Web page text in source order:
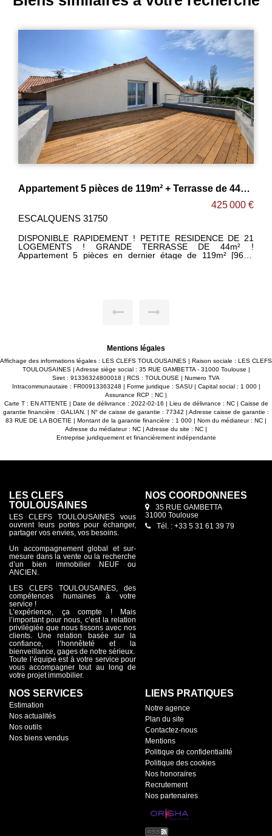
469 000 €
SAINT ORENS DE
RETOUR À LA VENTE EXCEPTIONEL !!! GRANDE
TERRASSE DE 60m² DANS LE CENTRE-VILLE !!!
donnant accès à cette grande terrasse de 60m². -3 belles
de parking en sous-sol avec accès sécurisé. -Belles
prestations : parquet contrecollé dans tout l'appartement,
terrasse en bois, volets roulants électriques dans toutes les
pièces, placards aménagés, ascenseur... Maxime
FONTENELLE LES CLEFS TOULOUSAINES
Mentions légales
Affichage des informations légales : LES CLEFS TOULOUSAINES | Raison sociale : LES CLEFS
TOULOUSAINES | Adresse siège social : 35 RUE GAMBETTA - 31000 Toulouse |
Siret : 91336324800018 | RCS : TOULOUSE | Numero TVA
Intracommunautaire : FR00913363248 | Forme juridique : SASU | Capital social : 1 000 |
Assurance RCP : NC |
Carte T : EN ATTENTE | Date de délivrance : 2022-02-16 | Lieu de délivrance : NC | Caisse de
garantie financière : GALIAN. | N° de caisse de garantie : 77342 | Adresse caisse de garantie :
83 RUE DE LA BOETIE | Montant de la garantie financière : 1 000 | Nom du médiateur : NC |
Adresse du médiateur : NC | Adresse du site : NC |
Entreprise juridiquement et financièrement indépendante
LES CLEFS
TOULOUSAINES
LES CLEFS TOULOUSAINES vous
ouvrent leurs portes pour échanger,
partager vos envies, vos besoins.
Un accompagnement global et sur-
mesure dans la vente ou la recherche
d’un bien immobilier NEUF ou
ANCIEN.
LES CLEFS TOULOUSAINES, des
compétences humaines à votre
service !
L’expérience, ça compte ! Mais
l’important pour nous, c’est la relation
privilégiée que nous tissons avec nos
clients. Une relation basée sur la
confiance, l’honnêteté et la
bienveillance, gages de notre sérieux.
Toute l’équipe est à votre service pour
vous accompagner tout au long de
votre projet immobilier.
NOS COORDONNÉES
35 RUE GAMBETTA
31000 Toulouse
Tél. : +33 5 31 61 39 79
NOS SERVICES
Estimation
Nos actualités
Nos outils
Nos biens vendus
LIENS PRATIQUES
Notre agence
Plan du site
Contactez-nous
Mentions
Politique de confidentialité
Politique des cookies
Nos honoraires
Recrutement
Nos partenaires